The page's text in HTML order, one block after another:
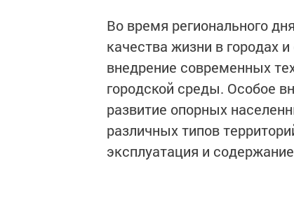
Во время регионального
качества жизни в городах
внедрение современных
городской среды. Особое
развитие опорных
различных типов
эксплуатация и